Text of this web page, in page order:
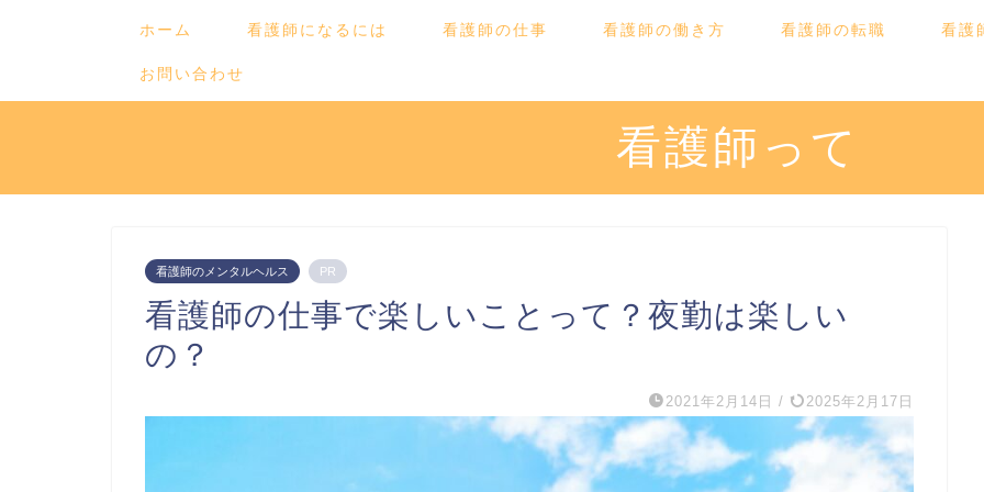
ホーム 看護師になるには 看護師の仕事 看護師の働き方 看護師の転職 看護
お問い合わせ
看護師って
看護師のメンタルヘルス PR
看護師の仕事で楽しいことって？夜勤は楽しい
の？
2021年2月14日 / 2025年2月17日